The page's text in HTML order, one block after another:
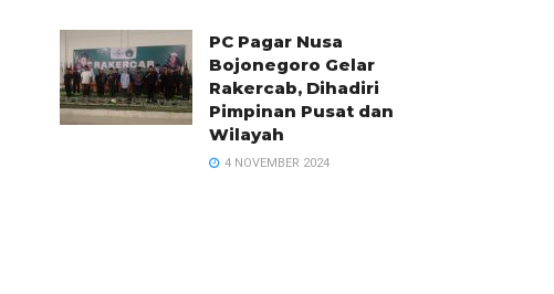
PC Pagar Nusa
Bojonegoro Gelar
Rakercab, Dihadiri
Pimpinan Pusat dan
Wilayah
4 NOVEMBER 2024